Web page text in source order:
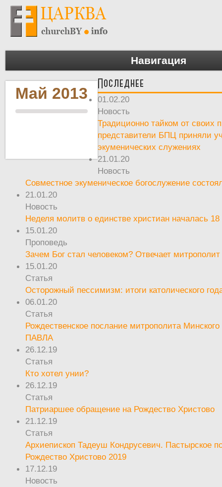
Навигация
Май 2013
Последнее
01.02.20
Новость
Традиционно тайком от своих
представители БПЦ приняли
экуменических служениях
21.01.20
Новость
Совместное экуменическое богослужение
21.01.20
Новость
Неделя молитв о единстве христиан началась 18
15.01.20
Проповедь
Зачем Бог стал человеком? Отвечает
15.01.20
Статья
Осторожный пессимизм: итоги католического
06.01.20
Статья
Рождественское послание митрополита Минского
ПАВЛА
26.12.19
Статья
Кто хотел унии?
26.12.19
Статья
Патриаршее обращение на Рождество Христово
21.12.19
Статья
Архиепископ Тадеуш Кондрусевич. Пастырское
Рождество Христово 2019
17.12.19
Новость